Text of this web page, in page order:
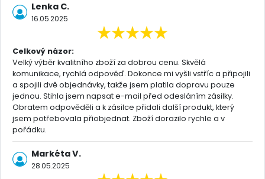
Lenka C.
16.05.2025
Celkový názor:
Velký výběr kvalitního zboží za dobrou cenu. Skvělá
komunikace, rychlá odpověď. Dokonce mi vyšli vstříc a připojili
a spojili dvě objednávky, takže jsem platila dopravu pouze
jednou. Stihla jsem napsat e-mail před odesláním zásilky.
Obratem odpověděli a k zásilce přidali další produkt, který
jsem potřebovala přiobjednat. Zboží dorazilo rychle a v
pořádku.
Markéta V.
28.05.2025